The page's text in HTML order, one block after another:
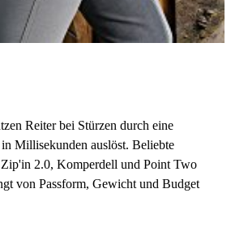
Reiter bei Stürzen durch eine
Millisekunden auslöst. Beliebte
2.0, Komperdell und Point Two
von Passform, Gewicht und Budget